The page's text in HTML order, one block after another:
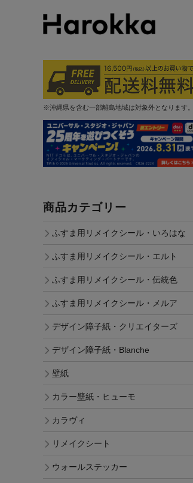
※沖縄県を含む一部離島地域は対象外となります。
商品カテゴリー
ふすま用リメイクシール・いろはな
ふすま用リメイクシール・エルト
ふすま用リメイクシール・伝統色
ふすま用リメイクシール・メルア
デザイン障子紙・クリエイターズ
デザイン障子紙・Blanche
壁紙
カラー壁紙・ヒューモ
カラヴィ
リメイクシート
ウォールステッカー